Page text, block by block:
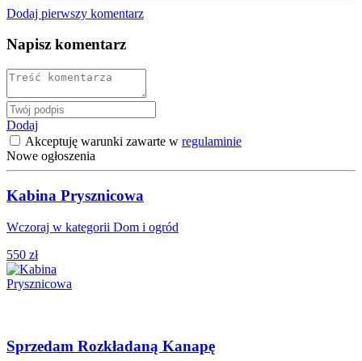
Dodaj pierwszy komentarz
Napisz komentarz
Dodaj
Akceptuję warunki zawarte w regulaminie
Nowe ogłoszenia
Kabina Prysznicowa
Wczoraj w kategorii Dom i ogród
550 zł
Sprzedam Rozkładaną Kanapę